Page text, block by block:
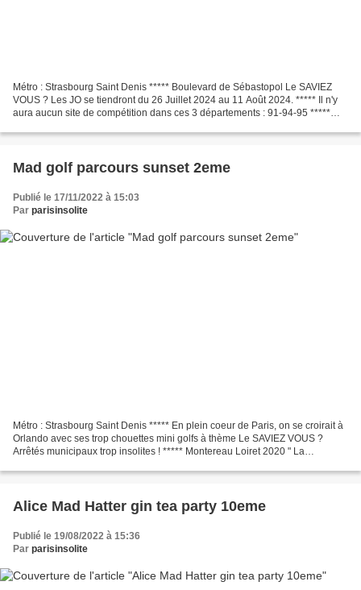
Métro : Strasbourg Saint Denis ***** Boulevard de Sébastopol Le SAVIEZ
VOUS ? Les JO se tiendront du 26 Juillet 2024 au 11 Août 2024. ***** Il n'y
aura aucun site de compétition dans ces 3 départements : 91-94-95 *****
Mad golf parcours sunset 2eme
Publié le 17/11/2022 à 15:03
Par parisinsolite
Métro : Strasbourg Saint Denis ***** En plein coeur de Paris, on se croirait à
Orlando avec ses trop chouettes mini golfs à thème Le SAVIEZ VOUS ?
Arrêtés municipaux trop insolites ! ***** Montereau Loiret 2020 " La
Alice Mad Hatter gin tea party 10eme
Publié le 19/08/2022 à 15:36
Par parisinsolite